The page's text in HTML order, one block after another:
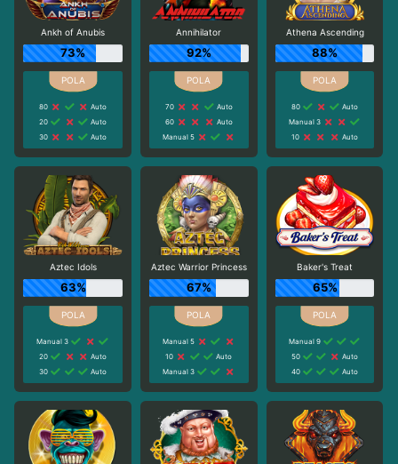
Ankh of Anubis
73%
80
Auto
20
Auto
30
Auto
Annihilator
92%
70
Auto
60
Auto
Manual 5
Athena Ascending
88%
80
Auto
Manual 3
10
Auto
Aztec Idols
63%
Manual 3
20
Auto
30
Auto
Aztec Warrior Princess
67%
Manual 5
10
Auto
Manual 3
Baker's Treat
65%
Manual 9
50
Auto
40
Auto